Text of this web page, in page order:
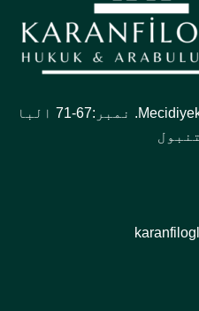
Mecidiyeköy Mah. Büyükdere Cad. نمبر:67-71 البا